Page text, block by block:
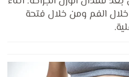
الفم ومن خلال فتحة